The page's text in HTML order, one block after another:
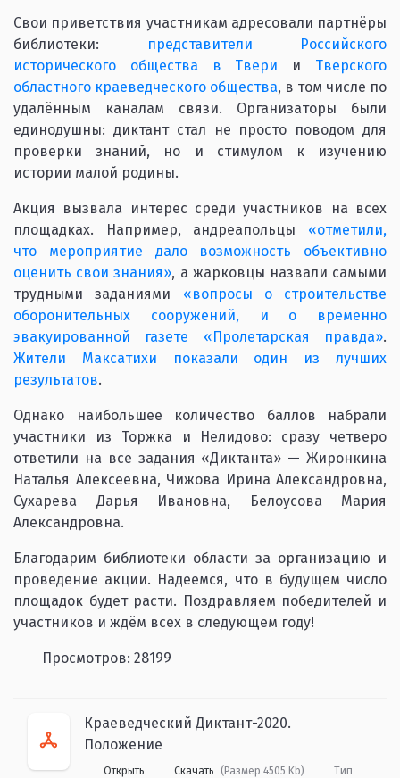
Свои приветствия участникам адресовали партнёры
библиотеки:
представители Российского
исторического общества в Твери и Тверского
областного краеведческого общества, в том числе по
удалённым каналам связи. Организаторы были
единодушны: диктант стал не просто поводом для
проверки знаний, но и стимулом к изучению
истории малой родины.
Акция вызвала интерес среди участников на всех
площадках. Например, андреапольцы «отметили,
что мероприятие дало возможность объективно
оценить свои знания», а жарковцы назвали самыми
трудными заданиями «вопросы о строительстве
оборонительных сооружений, и о временно
эвакуированной газете «Пролетарская правда».
Жители Максатихи показали один из лучших
результатов.
Однако наибольшее количество баллов набрали
участники из Торжка и Нелидово: сразу четверо
ответили на все задания «Диктанта» — Жиронкина
Наталья Алексеевна, Чижова Ирина Александровна,
Сухарева Дарья Ивановна, Белоусова Мария
Александровна.
Благодарим библиотеки области за организацию и
проведение акции. Надеемся, что в будущем число
площадок будет расти. Поздравляем победителей и
участников и ждём всех в следующем году!
Просмотров: 28199
Краеведческий Диктант-2020.
Положение
Открыть Скачать (Размер 4505 Kb)
Тип